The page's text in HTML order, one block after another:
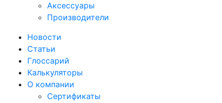
Аксессуары
Производители
Новости
Статьи
Глоссарий
Калькуляторы
О компании
Сертификаты